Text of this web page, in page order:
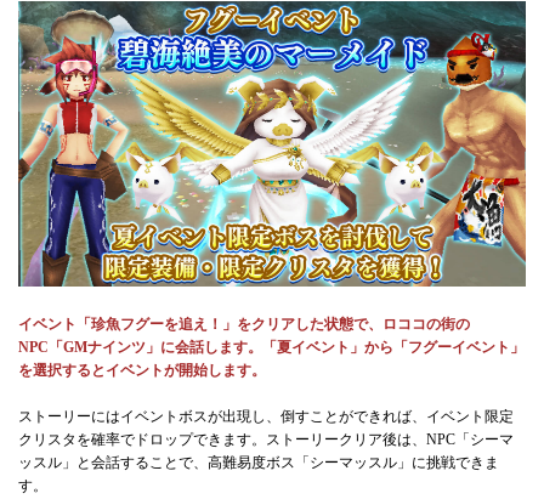
イベント「珍魚フグーを追え！」をクリアした状態で、ロココの街の
NPC「GMナインツ」に会話します。「夏イベント」から「フグーイベント」
を選択するとイベントが開始します。
ストーリーにはイベントボスが出現し、倒すことができれば、イベント限定
クリスタを確率でドロップできます。ストーリークリア後は、NPC「シーマ
ッスル」と会話することで、高難易度ボス「シーマッスル」に挑戦できま
す。